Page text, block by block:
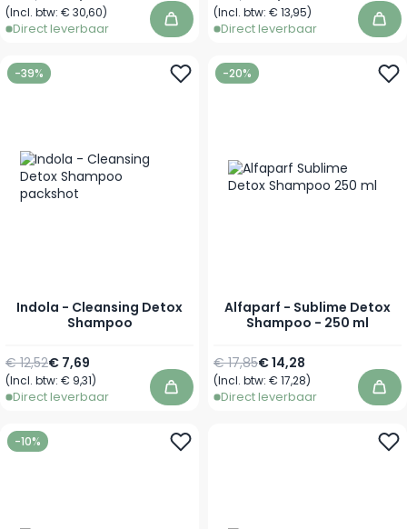
(Incl. btw: € 30,60)
Direct leverbaar In winkelwagen
(Incl. btw: € 13,95)
Direct leverbaar In
-39%
Indola - Cleansing Detox
Shampoo
Vanaf
€ 7,69
Normale prijs
€ 12,52
(Incl. btw: € 9,31)
Direct leverbaar In winkelwagen
-20%
Alfaparf - Sublime Detox
Shampoo - 250 ml
Speciale prijs
€ 14,28
Normale prijs
€ 17,85
(Incl. btw: € 17,28)
Direct leverbaar In
-10%